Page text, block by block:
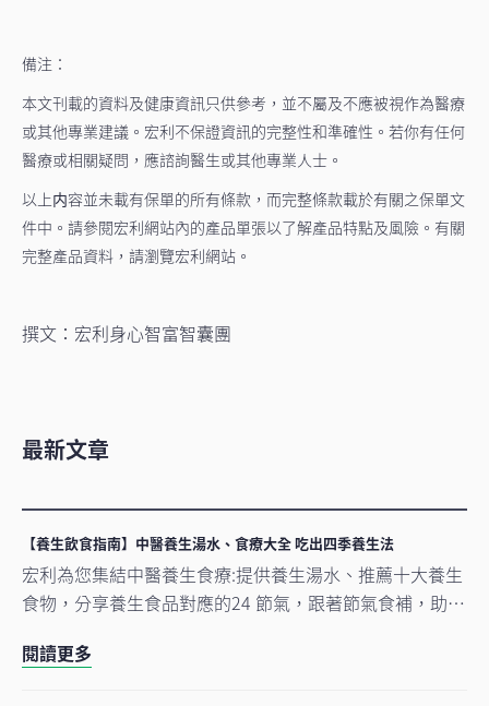
備注：
本文刊載的資料及健康資訊只供參考，並不屬及不應被視作為醫療
或其他專業建議。宏利不保證資訊的完整性和準確性。若你有任何
醫療或相關疑問，應諮詢醫生或其他專業人士。
以上内容並未載有保單的所有條款，而完整條款載於有關之保單文
件中。請參閱宏利網站內的產品單張以了解產品特點及風險。有關
完整產品資料，請瀏覽宏利網站。
撰文：宏利身心智富智囊團
最新文章
【養生飲食指南】中醫養生湯水、食療大全 吃出四季養生法
宏利為您集結中醫養生食療:提供養生湯水、推薦十大養生
食物，分享養生食品對應的24 節氣，跟著節氣食補，助您
閱讀更多